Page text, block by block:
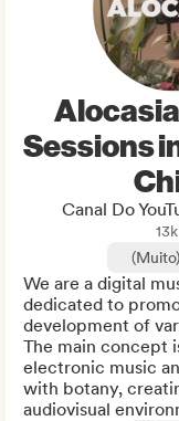
Sessions
Canal Do
13k
We are a digital
dedicated to
development of
The main concept
electronic music
with botany,
audiovisual